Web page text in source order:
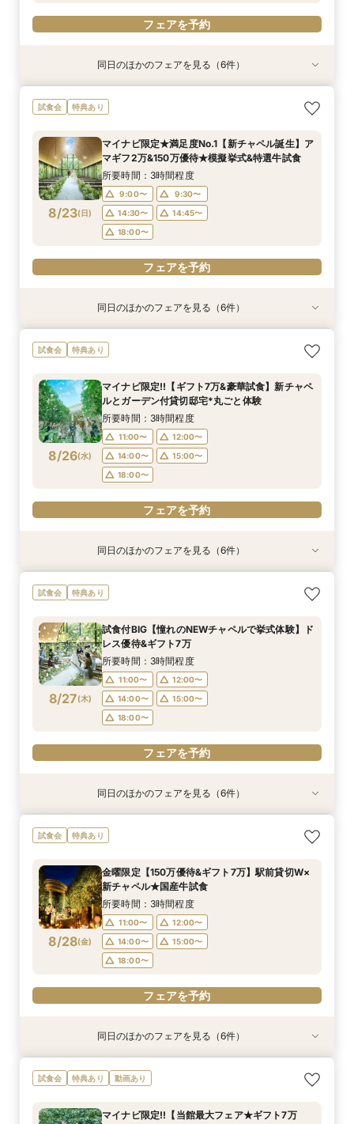
フェアを予約
特典あり 動画あり
8/22(土)
ギフト7万付【初めての見学に】全館ALL体験*見
積相談＆絶品試食
9:00〜
9:30〜
14:30〜
14:45〜
18:00〜
フェアを予約
特典あり
8/22(土)
即決ナシ★予算のリアル大公開！本番コーデ×ミ
シュラン試食体験
9:00〜
9:30〜
14:30〜
14:45〜
18:00〜
フェアを予約
特典あり
8/22(土)
【2件目以降の見学OK】貸切Wフル体験×豪華試
食×お見積り比較
9:00〜
9:30〜
14:30〜
14:45〜
18:00〜
フェアを予約
特典あり
8/22(土)
【10名から全館貸切OK】ミシュラン試食付*少
人数婚ALL体験
9:00〜
9:30〜
14:30〜
14:45〜
18:00〜
フェアを予約
特典あり
8/22(土)
7万GIFT付【料理重視必見】豪華ミシュラン試食
×貸切邸宅W体験
9:00〜
9:30〜
14:30〜
14:45〜
18:00〜
フェアを予約
8/22(土)
【お気軽◎オンライン相談会】スマホで簡単！豪
華10大特典付き
10:30〜
12:00〜
15:30〜
17:00〜
フェアを予約
同日のほかのフェアを見る（6件）
試食会 特典あり
8/23(日)
マイナビ限定★満足度No.1【新チャペル誕生】ア
マギフ2万&150万優待★模擬挙式&特選牛試食
所要時間：3時間程度
9:00〜
9:30〜
14:30〜
14:45〜
18:00〜
フェアを予約
特典あり
8/23(日)
ギフト7万付【初めての見学に】全館ALL体験*見
積相談＆絶品試食
9:00〜
9:30〜
14:30〜
14:45〜
18:00〜
フェアを予約
特典あり
8/23(日)
即決ナシ★予算のリアル大公開！本番コーデ×ミ
シュラン試食体験
9:00〜
9:30〜
14:30〜
14:45〜
18:00〜
フェアを予約
特典あり
8/23(日)
【2件目以降の見学OK】貸切Wフル体験×豪華試
食×お見積り比較
9:00〜
9:30〜
14:30〜
14:45〜
18:00〜
フェアを予約
特典あり
8/23(日)
7万GIFT付【料理重視必見】豪華ミシュラン試食
×貸切邸宅W体験
9:00〜
9:30〜
14:30〜
14:45〜
18:00〜
フェアを予約
特典あり
8/23(日)
【10名から全館貸切OK】ミシュラン試食付*少
人数婚ALL体験
9:00〜
9:30〜
14:30〜
14:45〜
18:00〜
フェアを予約
8/23(日)
【お気軽◎オンライン相談会】スマホで簡単！豪
華10大特典付き
10:30〜
12:00〜
15:30〜
17:00〜
フェアを予約
同日のほかのフェアを見る（6件）
試食会 特典あり
8/26(水)
マイナビ限定!!【ギフト7万&豪華試食】新チャペ
ルとガーデン付貸切邸宅*丸ごと体験
所要時間：3時間程度
11:00〜
12:00〜
14:00〜
15:00〜
18:00〜
フェアを予約
特典あり
8/26(水)
【2件目以降の見学OK】貸切Wフル体験×豪華試
食×お見積り比較
11:00〜
12:00〜
14:00〜
15:00〜
18:00〜
フェアを予約
特典あり
8/26(水)
即決ナシ★予算のリアル大公開！本番コーデ×ミ
シュラン試食体験
11:00〜
12:00〜
14:00〜
15:00〜
18:00〜
フェアを予約
特典あり
8/26(水)
ギフト7万付【初めての見学に】全館ALL体験*見
積相談＆絶品試食
11:00〜
12:00〜
14:00〜
15:00〜
18:00〜
フェアを予約
8/26(水)
【お気軽◎オンライン相談会】スマホで簡単！豪
華10大特典付き
13:00〜
14:30〜
16:00〜
17:30〜
フェアを予約
特典あり
8/26(水)
【10名から全館貸切OK】ミシュラン試食付*少
人数婚ALL体験
11:00〜
12:00〜
14:00〜
15:00〜
18:00〜
フェアを予約
特典あり
8/26(水)
7万GIFT付【料理重視必見】豪華ミシュラン試食
×貸切邸宅W体験
11:00〜
12:00〜
14:00〜
15:00〜
18:00〜
フェアを予約
同日のほかのフェアを見る（6件）
試食会 特典あり
8/27(木)
試食付BIG【憧れのNEWチャペルで挙式体験】ド
レス優待&ギフト7万
所要時間：3時間程度
11:00〜
12:00〜
14:00〜
15:00〜
18:00〜
フェアを予約
特典あり
8/27(木)
【2件目以降の見学OK】貸切Wフル体験×豪華試
食×お見積り比較
11:00〜
12:00〜
14:00〜
15:00〜
18:00〜
フェアを予約
特典あり
8/27(木)
即決ナシ★予算のリアル大公開！本番コーデ×ミ
シュラン試食体験
11:00〜
12:00〜
14:00〜
15:00〜
18:00〜
フェアを予約
特典あり
8/27(木)
ギフト7万付【初めての見学に】全館ALL体験*見
積相談＆絶品試食
11:00〜
12:00〜
14:00〜
15:00〜
18:00〜
フェアを予約
8/27(木)
【お気軽◎オンライン相談会】スマホで簡単！豪
華10大特典付き
13:00〜
14:30〜
16:00〜
17:30〜
フェアを予約
特典あり
8/27(木)
【10名から全館貸切OK】ミシュラン試食付*少
人数婚ALL体験
11:00〜
12:00〜
14:00〜
15:00〜
18:00〜
フェアを予約
特典あり
8/27(木)
7万GIFT付【料理重視必見】豪華ミシュラン試食
×貸切邸宅W体験
11:00〜
12:00〜
14:00〜
15:00〜
18:00〜
フェアを予約
同日のほかのフェアを見る（6件）
試食会 特典あり
8/28(金)
金曜限定【150万優待&ギフト7万】駅前貸切W×
新チャペル★国産牛試食
所要時間：3時間程度
11:00〜
12:00〜
14:00〜
15:00〜
18:00〜
フェアを予約
特典あり
【2件目以降の見学OK】貸切Wフル体験×豪華試
食×お見積り比較
特典あり
即決ナシ★予算のリアル大公開！本番コーデ×ミ
シュラン試食体験
特典あり
ギフト7万付【初めての見学に】全館ALL体験*見
積相談＆絶品試食
【お気軽◎オンライン相談会】スマホで簡単！豪
華10大特典付き
特典あり
【10名から全館貸切OK】ミシュラン試食付*少
人数婚ALL体験
特典あり
7万GIFT付【料理重視必見】豪華ミシュラン試食
×貸切邸宅W体験
同日のほかのフェアを見る（6件）
試食会 特典あり 動画あり
マイナビ限定!!【当館最大フェア★ギフト7万